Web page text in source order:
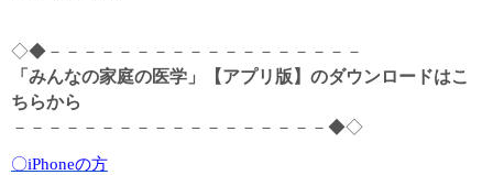
◇◆－－－－－－－－－－－－－－－－－－
「みんなの家庭の医学」【アプリ版】のダウンロードはこ
ちらから
－－－－－－－－－－－－－－－－－－◆◇
〇iPhoneの方